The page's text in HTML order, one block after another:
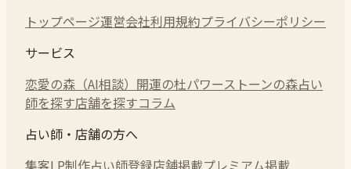
トップページ運営会社利用規約プライバシーポリシー
サービス
恋愛の森（AI相談） 開運の杜パワーストーンの森占い
師を探す店舗を探すコラム
占い師・店舗の方へ
集客LP制作占い師登録店舗掲載プレミアム掲載